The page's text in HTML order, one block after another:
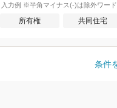
入力例 ※半角マイナス(-)は除外ワード
所有権 共同住宅